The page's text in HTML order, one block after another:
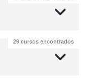
29 cursos encontrados